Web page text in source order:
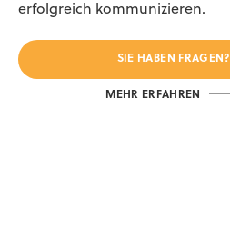
erfolgreich kommunizieren.
SIE HABEN FRAGEN?
MEHR ERFAHREN